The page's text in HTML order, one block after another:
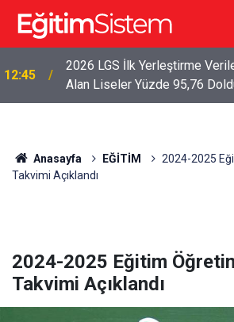
12:45
2026 LGS İlk Yerleştirme
Alan Liseler Yüzde 95,76
Anasayfa EĞİTİM
2024-2025
Takvimi Açıklandı
2024-2025 Eğitim
Takvimi Açıklandı